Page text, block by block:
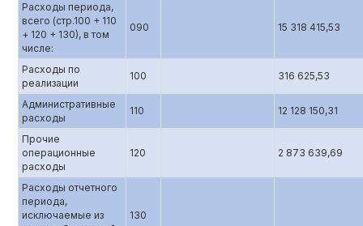
Расходы периода,
всего (стр.100 + 110
+ 120 + 130), в том
числе:
090 15 318 415,53
Расходы по
реализации
100 316 625,53
Административные
расходы
110 12 128 150,31
Прочие
операционные
расходы
120 2 873 639,69
Расходы отчетного
периода,
исключаемые из
130